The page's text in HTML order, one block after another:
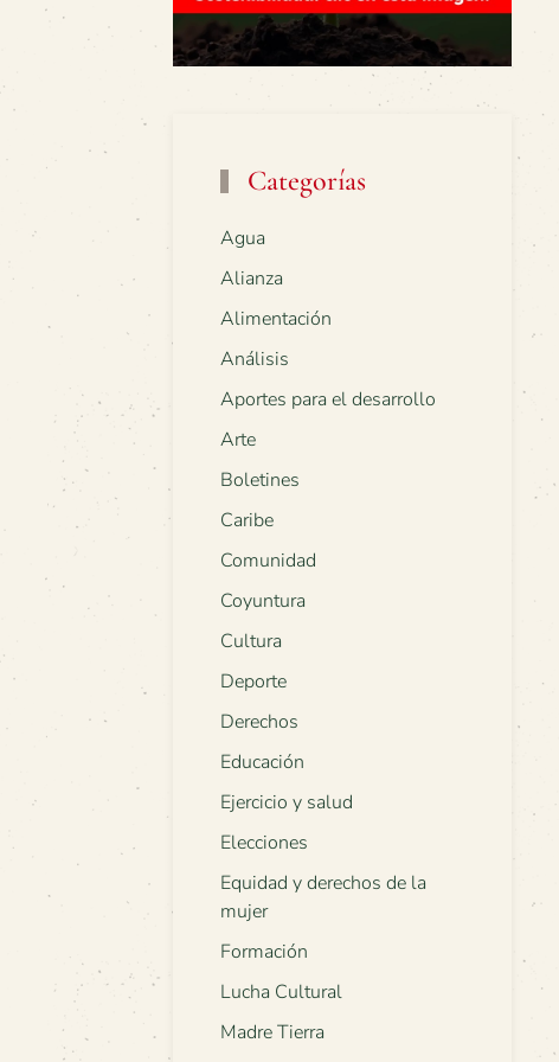
Categorías
Agua
Alianza
Alimentación
Análisis
Aportes para el desarrollo
Arte
Boletines
Caribe
Comunidad
Coyuntura
Cultura
Deporte
Derechos
Educación
Ejercicio y salud
Elecciones
Equidad y derechos de la
mujer
Formación
Lucha Cultural
Madre Tierra